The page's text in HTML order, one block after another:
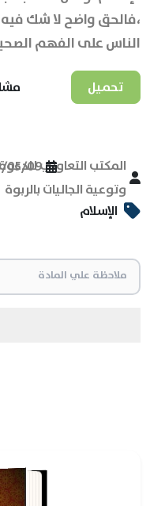
،فالحق واضح لا شك
الناس على الفهم
تحميل
المكتب التعاوني
وتوعية الجاليات بالربوة
05/09
الإسلام